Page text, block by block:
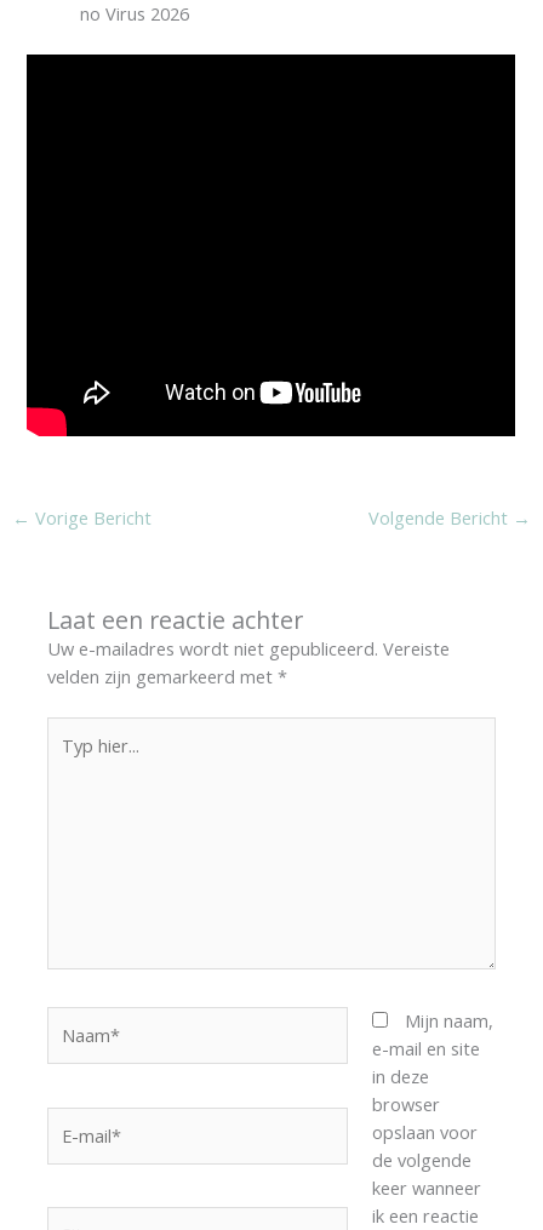
no Virus 2026
← Vorige Bericht Volgende Bericht →
Laat een reactie achter
Uw e-mailadres wordt niet gepubliceerd. Vereiste
velden zijn gemarkeerd met*
hier...
mail*
Mijn naam,
e-mail en site
in deze
browser
opslaan voor
de volgende
keer wanneer
ik een reactie